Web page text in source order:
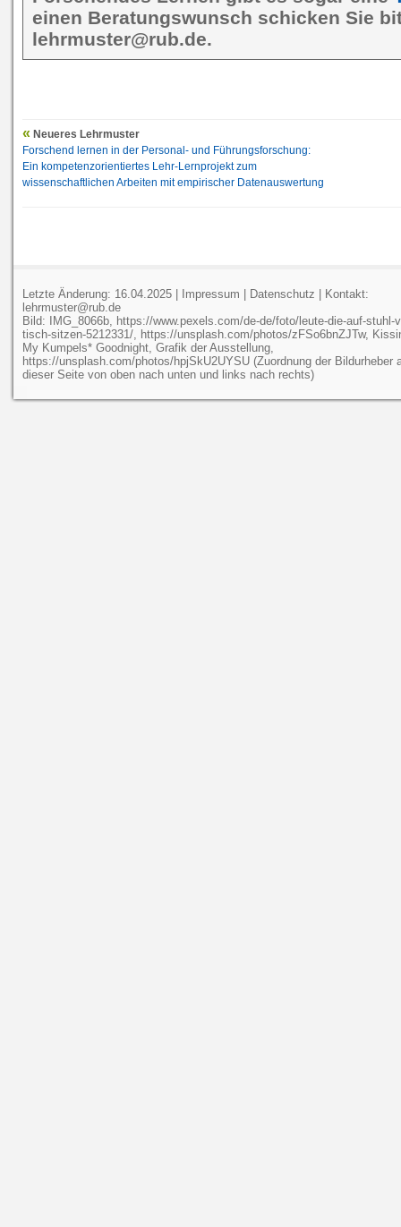
einen Beratungswunsch schicken Sie
lehrmuster@rub.de.
Neueres Lehrmuster
Forschend lernen in der Personal- und Führungsforschung:
Ein kompetenzorientiertes Lehr-Lernprojekt zum
wissenschaftlichen Arbeiten mit empirischer Datenauswertung
Letzte Änderung: 16.04.2025 | Impressum | Datenschutz | Kontakt:
lehrmuster@rub.de
Bild: IMG_8066b, https://www.pexels.com/de-de/foto/leute-die-auf-stuhl-
tisch-sitzen-5212331/, https://unsplash.com/photos/zFSo6bnZJTw,
My Kumpels* Goodnight, Grafik der Ausstellung,
https://unsplash.com/photos/hpjSkU2UYSU (Zuordnung der Bildurheber
dieser Seite von oben nach unten und links nach rechts)